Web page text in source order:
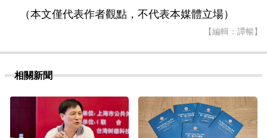
（本文僅代表作者觀點，不代表本媒體立場）
【編輯：譚暢】
相關新聞